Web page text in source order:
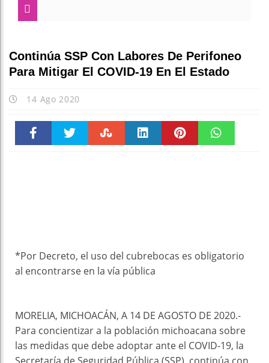
Continúa SSP Con Labores De Perifoneo
Para Mitigar El COVID-19 En El Estado
14 Ago 2020
*Por Decreto, el uso del cubrebocas es obligatorio
al encontrarse en la vía pública
MORELIA, MICHOACÁN, A 14 DE AGOSTO DE 2020.-
Para concientizar a la población michoacana sobre
las medidas que debe adoptar ante el COVID-19, la